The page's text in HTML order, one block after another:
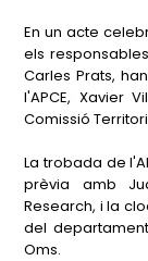
En un acte
els
Carles Prats,
l'APCE, Xavier
Comissió
La trobada de
prèvia amb
Research, i la
del
Oms.